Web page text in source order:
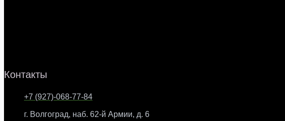
Контакты
+7 (927)-068-77-84
г. Волгоград, наб. 62-й Армии, д. 6